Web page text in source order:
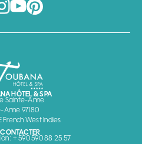
HÔTEL & SPA
Sainte-Anne
Anne 97180
French West Indies
: + 590 590 88 25 57